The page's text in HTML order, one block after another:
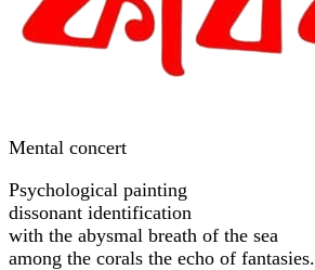
Mental concert
Psychological painting
dissonant identification
with the abysmal breath of the sea
among the corals the echo of fantasies.